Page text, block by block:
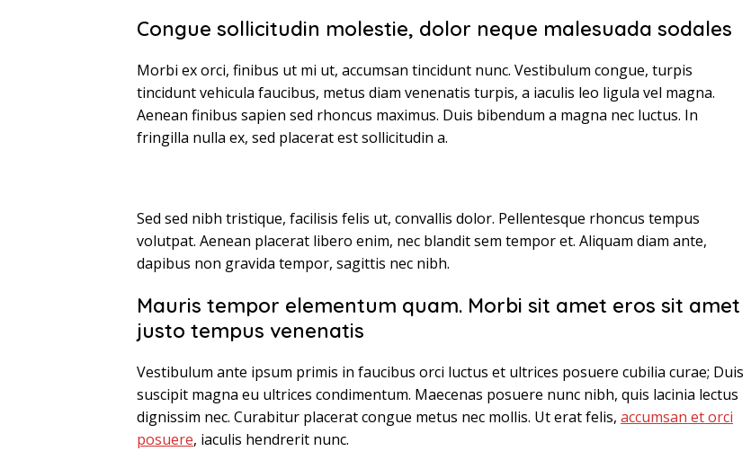
Congue sollicitudin molestie, dolor neque malesuada sodales
Morbi ex orci, finibus ut mi ut, accumsan tincidunt nunc. Vestibulum congue, turpis
tincidunt vehicula faucibus, metus diam venenatis turpis, a iaculis leo ligula vel magna.
Aenean finibus sapien sed rhoncus maximus. Duis bibendum a magna nec luctus. In
fringilla nulla ex, sed placerat est sollicitudin a.
Sed sed nibh tristique, facilisis felis ut, convallis dolor. Pellentesque rhoncus tempus
volutpat. Aenean placerat libero enim, nec blandit sem tempor et. Aliquam diam ante,
dapibus non gravida tempor, sagittis nec nibh.
Mauris tempor elementum quam. Morbi sit amet eros sit amet
justo tempus venenatis
Vestibulum ante ipsum primis in faucibus orci luctus et ultrices posuere cubilia curae; Duis
suscipit magna eu ultrices condimentum. Maecenas posuere nunc nibh, quis lacinia lectus
dignissim nec. Curabitur placerat congue metus nec mollis. Ut erat felis, accumsan et orci
posuere, iaculis hendrerit nunc.